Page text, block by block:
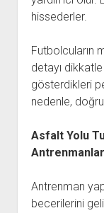
hissederler.
Futbolcuların
detayı
gösterdikleri
nedenle,
Asfalt Yolu
Antrenman
becerilerini